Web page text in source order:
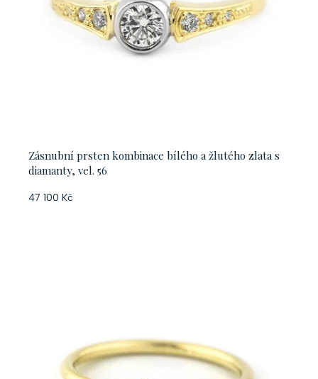
Zásnubní prsten kombinace bílého a žlutého zlata s
diamanty, vel. 56
47 100 Kč